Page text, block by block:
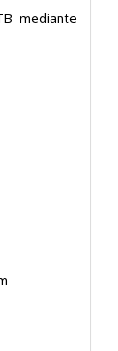
mediante